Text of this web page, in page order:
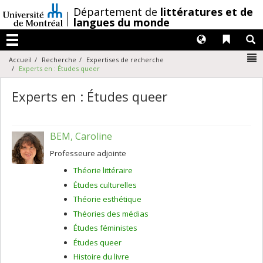
au
contenu
/Département de littératures et de
langues du monde
Menu
Liens
Langues
Accueil Recherche
Expertises de recherche
Experts en : Études queer
Experts en : Études queer
BEM, Caroline
Professeure adjointe
Théorie littéraire
Études culturelles
Théorie esthétique
Théories des médias
Études féministes
Études queer
Histoire du livre